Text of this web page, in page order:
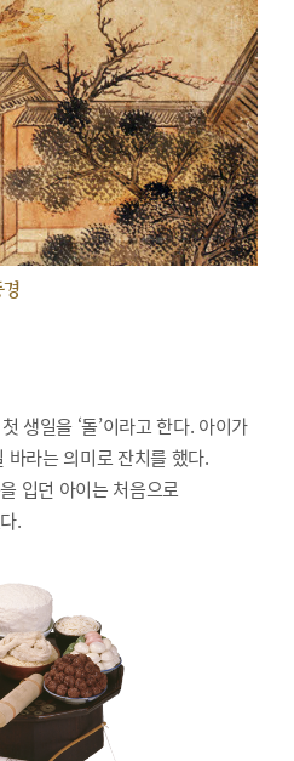
생일을 ‘돌’이라고 한다. 아이가
라는 의미로 잔치를 했다.
입던 아이는 처음으로
.